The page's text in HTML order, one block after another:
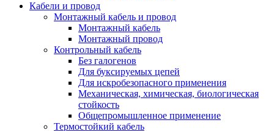
Кабели и провод
Монтажный кабель и провод
Монтажный кабель
Монтажный провод
Контрольный кабель
Без галогенов
Для буксируемых цепей
Для искробезопасного применения
Механическая, химическая, биологическая
стойкость
Общепромышленное применение
Термостойкий кабель